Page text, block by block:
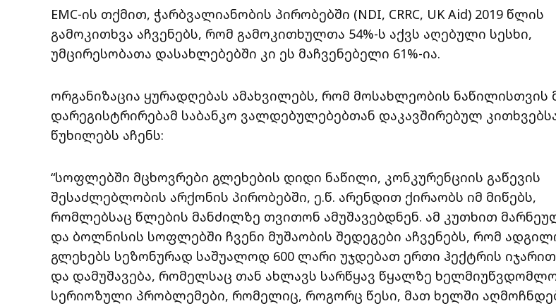
EMC-ის თქმით, ჭარბვალიანობის პირობებში (NDI, CRRC, UK Aid) 2019 წლის
გამოკითხვა აჩვენებს, რომ გამოკითხულთა 54%-ს აქვს აღებული სესხი,
უმცირესობათა დასახლებებში კი ეს მაჩვენებელი 61%-ია.
ორგანიზაცია ყურადღებას ამახვილებს, რომ მოსახლეობის ნაწილისთვის
დარეგისტრირებამ საბანკო ვალდებულებებთან დაკავშირებულ
წუხილებს აჩენს:
“სოფლებში მცხოვრები გლეხების დიდი ნაწილი, კონკურენციის გაწევის
შესაძლებლობის არქონის პირობებში, ე.წ. არენდით ქირაობს იმ მიწებს,
რომლებსაც წლების მანძილზე თვითონ ამუშავებდნენ. ამ კუთხით
და ბოლნისის სოფლებში ჩვენი მუშაობის შედეგები აჩვენებს, რომ
გლეხებს სეზონურად საშუალოდ 600 ლარი უჯდებათ ერთი ჰექტრის
და დამუშავება, რომელსაც თან ახლავს სარწყავ წყალზე
სერიოზული პრობლემები, რომელიც, როგორც წესი, მათ ხელში